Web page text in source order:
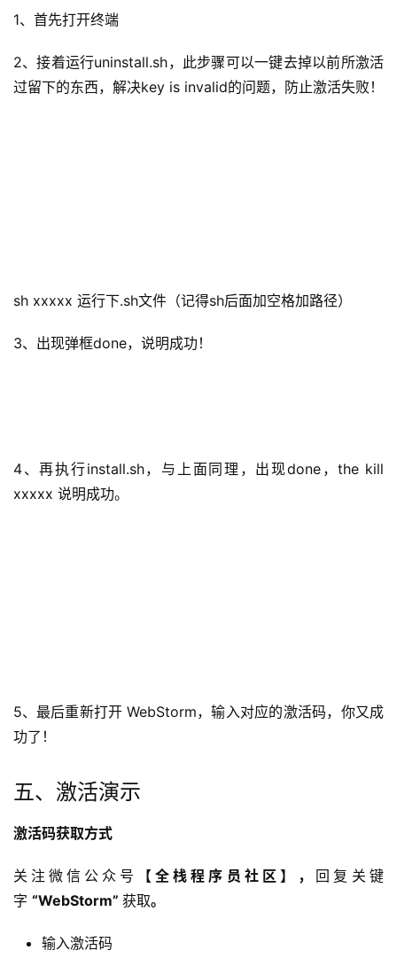
1、首先打开终端
2、接着运行uninstall.sh，此步骤可以一键去掉以前所激活
过留下的东西，解决key is invalid的问题，防止激活失败！
sh xxxxx 运行下.sh文件（记得sh后面加空格加路径）
3、出现弹框done，说明成功！
4、再执行install.sh，与上面同理，出现done，the kill
xxxxx 说明成功。
5、最后重新打开 WebStorm，输入对应的激活码，你又成
功了！
五、激活演示
激活码获取方式
关注微信公众号 【全栈程序员社区】 ， 回复关键
字 “WebStorm” 获取。
输入激活码